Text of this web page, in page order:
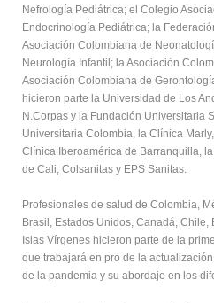
Nefrología Pediátrica; el Colegio
Endocrinología Pediátrica; la
Asociación Colombiana de
Neurología Infantil; la Asociación
Asociación Colombiana de
hicieron parte la Universidad de Los
N.Corpas y la Fundación Universitaria
Universitaria Colombia, la Clínica
Clínica Iberoamérica de Barranquilla,
de Cali, Colsanitas y EPS Sanitas.
Profesionales de salud de Colombia,
Brasil, Estados Unidos, Canadá,
Islas Vírgenes hicieron parte de la
que trabajará en pro de la
de la pandemia y su abordaje en los